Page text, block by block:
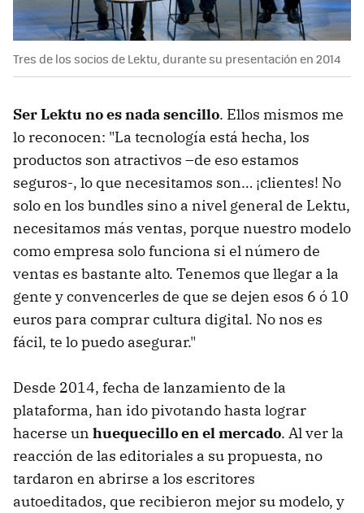
Tres de los socios de Lektu, durante su presentación en 2014
Ser Lektu no es nada sencillo. Ellos mismos me
lo reconocen: "La tecnología está hecha, los
productos son atractivos –de eso estamos
seguros-, lo que necesitamos son… ¡clientes! No
solo en los bundles sino a nivel general de Lektu,
necesitamos más ventas, porque nuestro modelo
como empresa solo funciona si el número de
ventas es bastante alto. Tenemos que llegar a la
gente y convencerles de que se dejen esos 6 ó 10
euros para comprar cultura digital. No nos es
fácil, te lo puedo asegurar."
Desde 2014, fecha de lanzamiento de la
plataforma, han ido pivotando hasta lograr
hacerse un huequecillo en el mercado. Al ver la
reacción de las editoriales a su propuesta, no
tardaron en abrirse a los escritores
autoeditados, que recibieron mejor su modelo, y